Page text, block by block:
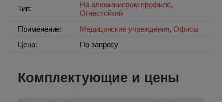
Тип: На алюминиевом профиле,
Огнестойкий
Применение:
Медицинские учреждения, Офисы
Цена:
По запросу
Комплектующие и цены